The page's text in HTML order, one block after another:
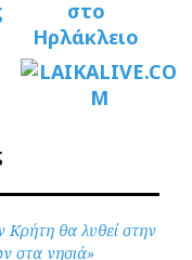
θα λυθεί στην
στα νησιά»